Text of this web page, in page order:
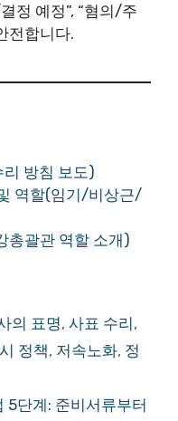
정 예정”, “혐의/주
전합니다.
방침 보도)
역할(임기/비상근/
총괄관 역할 소개)
의 표명,사표 수리,
정책, 저속노화, 정
5단계: 준비서류부터